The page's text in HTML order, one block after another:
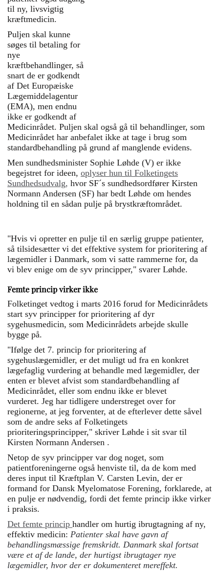
til ny, livsvigtig
kræftmedicin.
Puljen skal kunne
søges til betaling for
nye
kræftbehandlinger, så
snart de er godkendt
af Det Europæiske
Lægemiddelagentur
(EMA), men endnu
ikke er godkendt af
Medicinrådet. Puljen skal også gå til behandlinger, som
Medicinrådet har anbefalet ikke at tage i brug som
standardbehandling på grund af manglende evidens.
Men sundhedsminister Sophie Løhde (V) er ikke
begejstret for ideen, oplyser hun til Folketingets
Sundhedsudvalg, hvor SF´s sundhedsordfører Kirsten
Normann Andersen (SF) har bedt Løhde om hendes
holdning til en sådan pulje på brystkræftområdet.
"Hvis vi opretter en pulje til en særlig gruppe patienter,
så tilsidesætter vi det effektive system for prioritering af
lægemidler i Danmark, som vi satte rammerne for, da
vi blev enige om de syv principper," svarer Løhde.
Femte princip virker ikke
Folketinget vedtog i marts 2016 forud for Medicinrådets
start syv principper for prioritering af dyr
sygehusmedicin, som Medicinrådets arbejde skulle
bygge på.
"Ifølge det 7. princip for prioritering af
sygehuslægemidler, er det muligt ud fra en konkret
lægefaglig vurdering at behandle med lægemidler, der
enten er blevet afvist som standardbehandling af
Medicinrådet, eller som endnu ikke er blevet
vurderet. Jeg har tidligere understreget over for
regionerne, at jeg forventer, at de efterlever dette såvel
som de andre seks af Folketingets
prioriteringsprincipper," skriver Løhde i sit svar til
Kirsten Normann Andersen .
Netop de syv principper var dog noget, som
patientforeningerne også henviste til, da de kom med
deres input til Kræftplan V. Carsten Levin, der er
formand for Dansk Myelomatose Forening, forklarede, at
en pulje er nødvendig, fordi det femte princip ikke virker
i praksis.
Det femte princip handler om hurtig ibrugtagning af ny,
effektiv medicin: Patienter skal have gavn af
behandlingsmæssige fremskridt. Danmark skal fortsat
være et af de lande, der hurtigst ibrugtager nye
lægemidler, hvor der er dokumenteret mereffekt.